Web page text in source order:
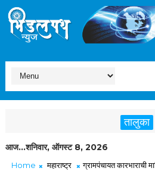
तालुका
आज...शनिवार, ऑगस्ट 8, 2026
Home महाराष्ट्र ग्रामपंचायत कारभाराची